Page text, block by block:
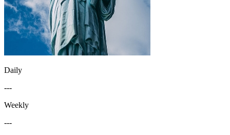
Daily
---
Weekly
---